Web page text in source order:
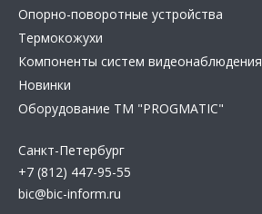
Опорно-поворотные устройства
Термокожухи
Компоненты систем видеонаблюдения
Новинки
Оборудование TM "PROGMATIC"
Санкт-Петербург
+7 (812) 447-95-55
bic@bic-inform.ru